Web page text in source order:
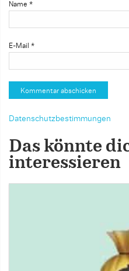
Name *
E-Mail *
Datenschutzbestimmungen
Das könnte
interessieren